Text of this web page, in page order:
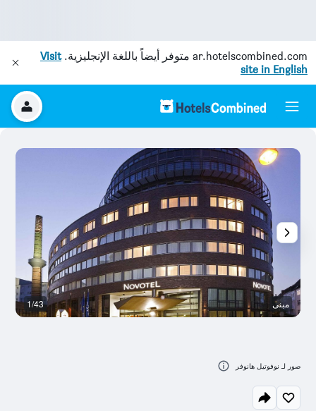
ar.hotelscombined.com متوفر أيضاً باللغة الإنجليزية.Visit
site in English
مبنى 1/43
صور لـ نوفوتيل هانوفر